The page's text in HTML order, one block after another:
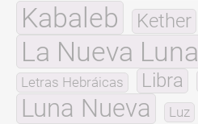
Kabaleb Kether
La Nueva Luna
Letras Hebráicas Libra
Luna Nueva Luz